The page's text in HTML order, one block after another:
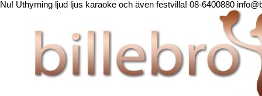
Nu! Uthyrning ljud ljus karaoke och även festvilla! 08-6400880